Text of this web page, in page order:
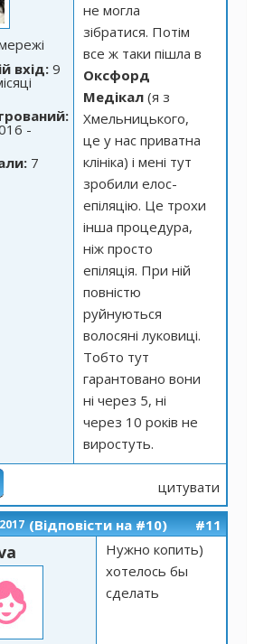
вхід: 9
-
7
не могла
зібратися. Потім
все ж таки пішла в
Оксфорд
Медікал (я з
Хмельницького,
це у нас приватна
клініка) і мені тут
зробили елос-
епіляцію. Це трохи
інша процедура,
ніж просто
епіляція. При ній
повністю
руйнуються
волосяні луковиці.
Тобто тут
гарантовано вони
ні через 5, ні
через 10 років не
виростуть.
цитувати
(Відповісти на #10) #11
Нужно копить)
хотелось бы
сделать